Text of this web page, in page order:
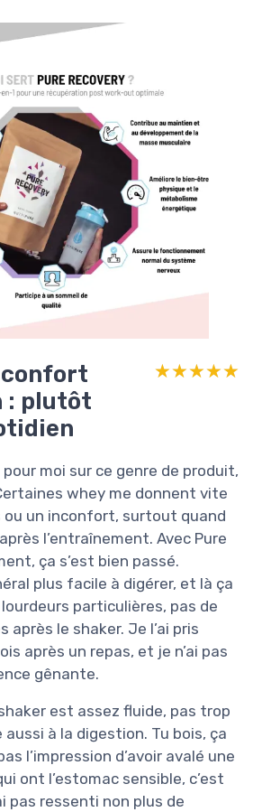
confort
: plutôt
★★★★★
★★★★★
moi sur ce genre de produit,
whey me donnent vite
ou un inconfort, surtout quand
l’entraînement. Avec Pure
ça s’est bien passé.
plus facile à digérer, et là ça
particulières, pas de
le shaker. Je l’ai pris
après un repas, et je n’ai pas
gênante.
est assez fluide, pas trop
aussi à la digestion. Tu bois, ça
l’impression d’avoir avalé une
ont l’estomac sensible, c’est
pas ressenti non plus de